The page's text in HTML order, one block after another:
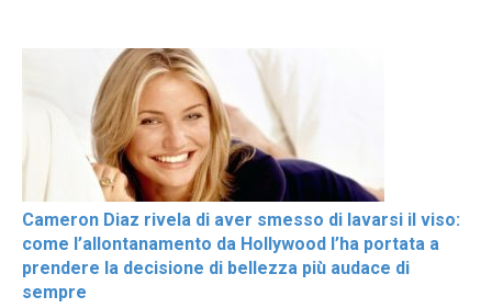
Cameron Diaz rivela di aver smesso di lavarsi il viso:
come l’allontanamento da Hollywood l’ha portata a
prendere la decisione di bellezza più audace di
sempre